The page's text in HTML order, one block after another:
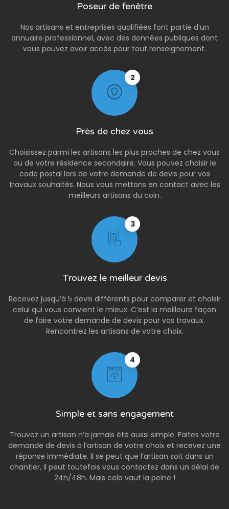
Poseur de fenêtre
Nos artisans et entreprises qualifiées font partie d’un
annuaire professionnel, avec des données publiques dont
vous pouvez avoir accès pour tout renseignement.
2
Près de chez vous
Choisissez parmi les artisans les plus proches de chez vous
ou de votre résidence secondaire. Vous pouvez choisir le
code postal lors de votre demande de devis pour vos
travaux souhaités. Nous vous mettons en contact avec les
meilleurs artisans du coin.
3
Trouvez le meilleur devis
Recevez jusqu’à 5 devis différents pour comparer et choisir
celui qui vous convient le mieux. C’est la meilleure façon
de faire votre demande de devis pour vos travaux.
Rencontrez les artisans de votre choix.
4
Simple et sans engagement
Trouvez un artisan n’a jamais été aussi simple. Faites votre
demande de devis à l’artisan de votre choix et recevez une
réponse immédiate. Il se peut que l’artisan soit dans un
chantier, il peut toutefois vous contactez dans un délai de
24h/48h. Mais cela vaut la peine !